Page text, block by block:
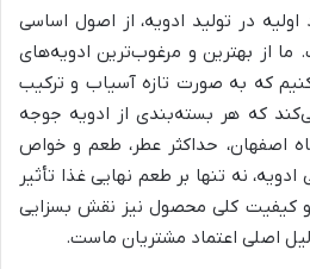
در تولید ادویه، از اصول اساسی
از بهترین و مرغوب‌ترین ادویه‌های
که به صورت تازه آسیاب و ترکیب
که هر بسته‌بندی از ادویه جوجه
اصفهان، حداکثر عطر، طعم و خواص
نه تنها بر طعم نهایی غذا تأثیر
و کیفیت کلی محصول نیز نقش بسزایی
اصلی اعتماد مشتریان ماست.